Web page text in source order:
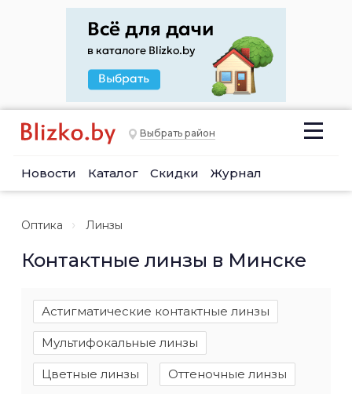
Выбрать район
Новости Каталог Скидки Журнал
Оптика Линзы
Контактные линзы в Минске
Астигматические контактные линзы
Мультифокальные линзы
Цветные линзы Оттеночные линзы